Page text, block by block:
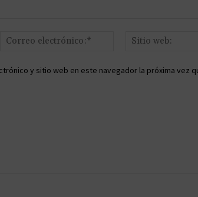
Correo
y sitio web en este navegador la próxima vez